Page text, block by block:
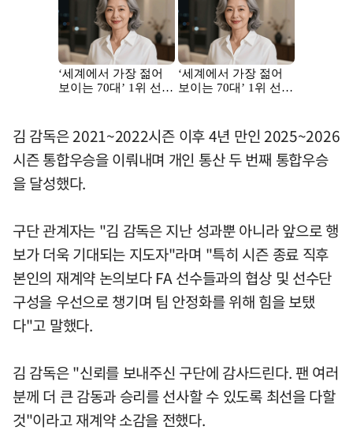
김 감독은 2021~2022시즌 이후 4년 만인 2025~2026
시즌 통합우승을 이뤄내며 개인 통산 두 번째 통합우승
을 달성했다.
구단 관계자는 "김 감독은 지난 성과뿐 아니라 앞으로 행
보가 더욱 기대되는 지도자"라며 "특히 시즌 종료 직후
본인의 재계약 논의보다 FA 선수들과의 협상 및 선수단
구성을 우선으로 챙기며 팀 안정화를 위해 힘을 보탰
다"고 말했다.
김 감독은 "신뢰를 보내주신 구단에 감사드린다. 팬 여러
분께 더 큰 감동과 승리를 선사할 수 있도록 최선을 다할
것"이라고 재계약 소감을 전했다.